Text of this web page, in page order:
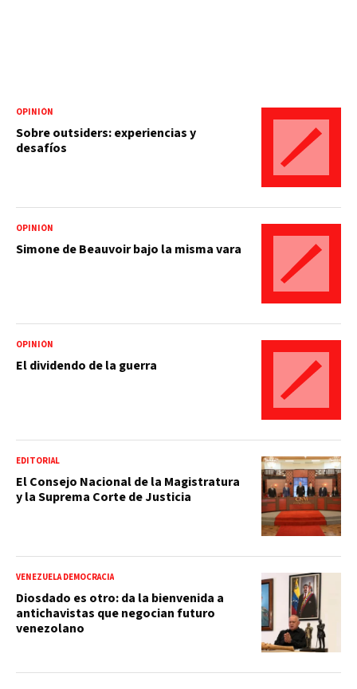
OPINIÓN
Sobre outsiders: experiencias y
desafíos
OPINIÓN
Simone de Beauvoir bajo la misma vara
OPINIÓN
El dividendo de la guerra
EDITORIAL
El Consejo Nacional de la Magistratura
y la Suprema Corte de Justicia
VENEZUELA DEMOCRACIA
Diosdado es otro: da la bienvenida a
antichavistas que negocian futuro
venezolano